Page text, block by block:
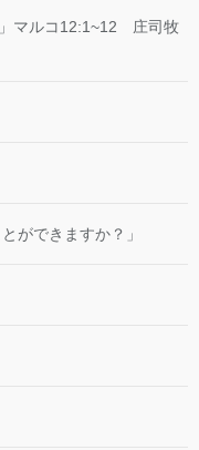
マルコ12:1~12 庄司牧
ができますか？」